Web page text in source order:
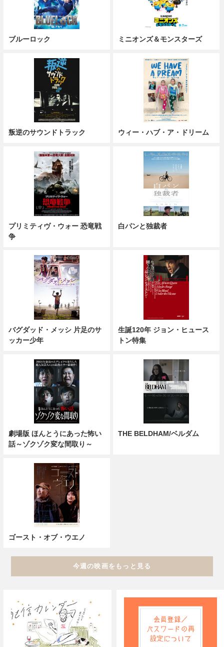
ブルーロック ミニオンズ＆モンスターズ
叛逆のサウンドトラック ウィー・ハブ・ア・ドリーム
プリミティヴ・ウォー 恐竜戦
争
白パンと独裁者
バグダッド・メッシ 片足のサ
ッカー少年
生誕120年 ジョン・ヒュース
トン特集
劇場版 ほんとうにあった怖い
話～ゾクゾク変な間取り～
THE BELDHAM/ベルダム
ゴースト・オブ・ウエノ
今週の映画をもっと見る